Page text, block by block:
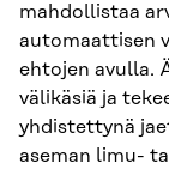
mahdollistaa
automaattisen
ehtojen avulla.
välikäsiä ja
yhdistettynä
aseman limu-